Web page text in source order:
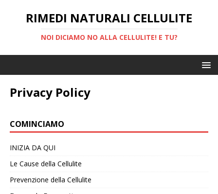
RIMEDI NATURALI CELLULITE
NOI DICIAMO NO ALLA CELLULITE! E TU?
Privacy Policy
COMINCIAMO
INIZIA DA QUI
Le Cause della Cellulite
Prevenzione della Cellulite